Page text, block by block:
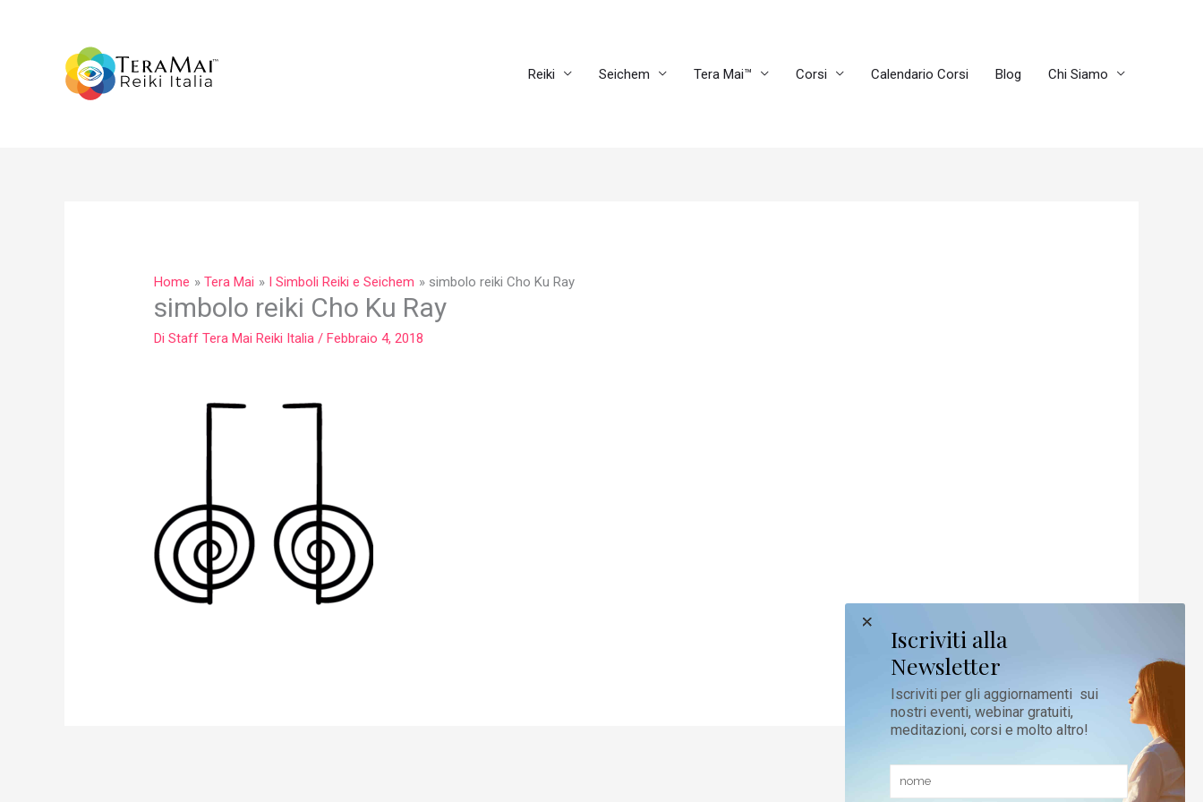
Reiki
Seichem Tera Mai™ Corsi Calendario Corsi Blog Chi Siamo
Home Tera Mai I Simboli Reiki e Seichem simbolo reiki Cho Ku Ray
simbolo reiki Cho Ku Ray
DiStaff Tera Mai Reiki Italia/Febbraio 4, 2018
Iscriviti alla
Newsletter
Iscriviti per gli aggiornamenti sui
nostri eventi, webinar gratuiti,
meditazioni, corsi e molto altro!